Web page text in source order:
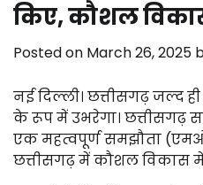
किए, कौशल
Posted on March 26, 2025
नई दिल्ली। छत्तीसगढ़ जल्द
के रूप में उभरेगा।
एक महत्वपूर्ण समझौता
छत्तीसगढ़ में कौशल विकास